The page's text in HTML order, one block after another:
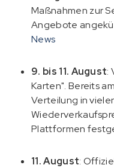
Maßnahmen zur
Angebote
News
9. bis 11. August:
Karten". Bereits
Verteilung in
Plattformen
11. August: